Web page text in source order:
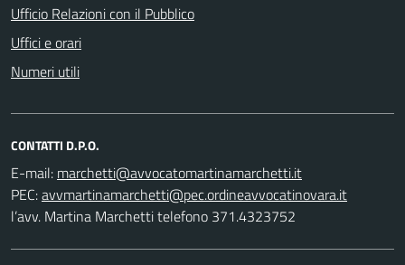
Ufficio Relazioni con il Pubblico
Uffici e orari
Numeri utili
CONTATTI D.P.O.
E-mail:
PEC:
l’avv. Martina Marchetti telefono 371.4323752